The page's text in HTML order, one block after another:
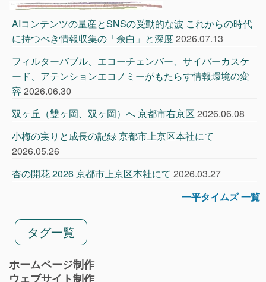
AIコンテンツの量産とSNSの受動的な波 これからの時代
に持つべき情報収集の「余白」と深度2026.07.13
フィルターバブル、エコーチェンバー、サイバーカスケ
ード、アテンションエコノミーがもたらす情報環境の変
容 2026.06.30
双ヶ丘（雙ヶ岡、双ヶ岡）へ 京都市右京区 2026.06.08
小梅の実りと成長の記録 京都市上京区本社にて
2026.05.26
杏の開花 2026 京都市上京区本社にて 2026.03.27
一平タイムズ 一覧
タグ一覧
ホームページ制作
ウェブサイト制作